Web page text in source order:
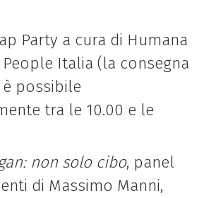
Party a cura di Humana
Italia (la consegna
possibile
tra le 10.00 e le
non solo cibo, panel
di Massimo Manni,